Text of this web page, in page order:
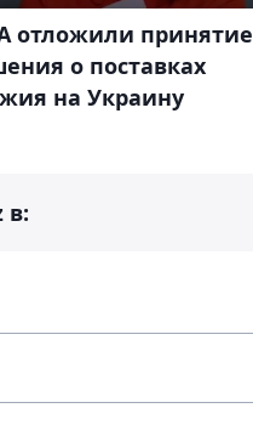
отложили принятие
о поставках
на Украину
в: